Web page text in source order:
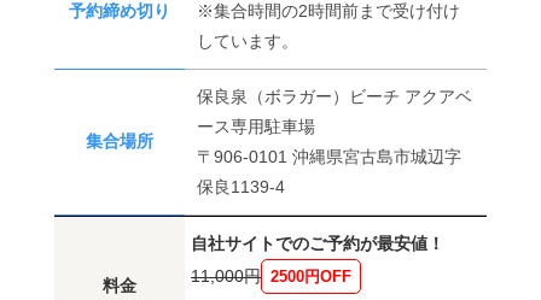
予約締め切り
※集合時間の2時間前まで受け付け
しています。
集合場所
保良泉（ボラガー）ビーチ アクアベ
ース専用駐車場
〒906-0101 沖縄県宮古島市城辺字
保良1139-4
料金
自社サイトでのご予約が最安値！
11,000円 2500円OFF